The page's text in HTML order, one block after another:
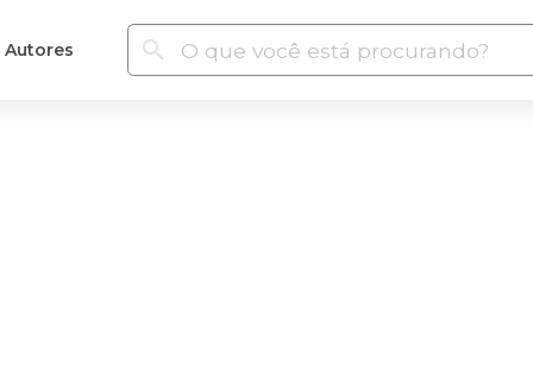
Autores